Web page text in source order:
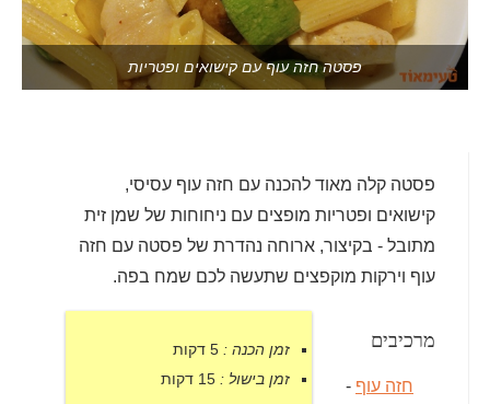
פסטה חזה עוף עם קישואים ופטריות
פסטה קלה מאוד להכנה עם חזה עוף עסיסי,
קישואים ופטריות מופצים עם ניחוחות של שמן זית
מתובל - בקיצור, ארוחה נהדרת של פסטה עם חזה
עוף וירקות מוקפצים שתעשה לכם שמח בפה.
זמן הכנה : 5 דקות
זמן בישול : 15 דקות
מרכיבים
חזה עוף -